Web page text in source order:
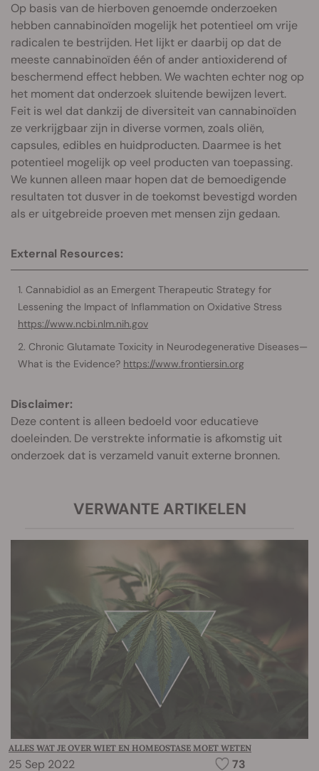
Op basis van de hierboven genoemde onderzoeken
hebben cannabinoïden mogelijk het potentieel om vrije
radicalen te bestrijden. Het lijkt er daarbij op dat de
meeste cannabinoïden één of ander antioxiderend of
beschermend effect hebben. We wachten echter nog op
het moment dat onderzoek sluitende bewijzen levert.
Feit is wel dat dankzij de diversiteit van cannabinoïden
ze verkrijgbaar zijn in diverse vormen, zoals oliën,
capsules, edibles en huidproducten. Daarmee is het
potentieel mogelijk op veel producten van toepassing.
We kunnen alleen maar hopen dat de bemoedigende
resultaten tot dusver in de toekomst bevestigd worden
als er uitgebreide proeven met mensen zijn gedaan.
External Resources:
Cannabidiol as an Emergent Therapeutic Strategy for
Lessening the Impact of Inflammation on Oxidative Stress
https://www.ncbi.nlm.nih.gov
Chronic Glutamate Toxicity in Neurodegenerative Diseases—
What is the Evidence? https://www.frontiersin.org
Disclaimer:
Deze content is alleen bedoeld voor educatieve
doeleinden. De verstrekte informatie is afkomstig uit
onderzoek dat is verzameld vanuit externe bronnen.
VERWANTE ARTIKELEN
ALLES WAT JE OVER WIET EN HOMEOSTASE MOET WETEN
25 Sep 2022 73